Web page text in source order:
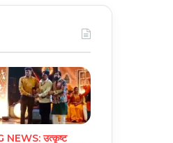
NEWS: उत्कृष्ट